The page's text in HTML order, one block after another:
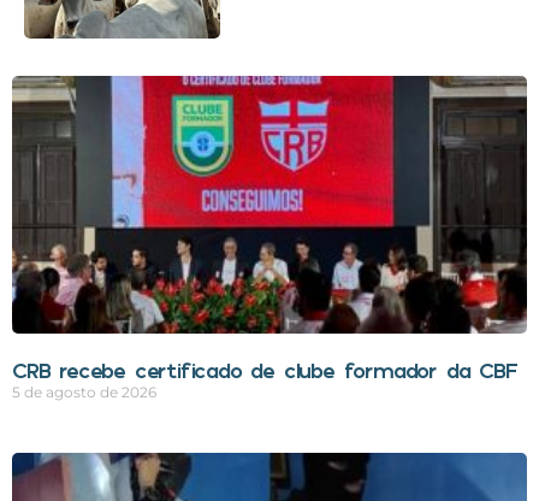
CRB recebe certificado de clube formador da CBF
5 de agosto de 2026